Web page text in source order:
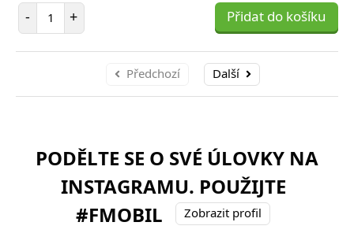
- Počet položek
+ Přidat do košíku
Předchozí Další
PODĚLTE SE O SVÉ ÚLOVKY NA
INSTAGRAMU. POUŽIJTE
#FMOBIL
Zobrazit profil